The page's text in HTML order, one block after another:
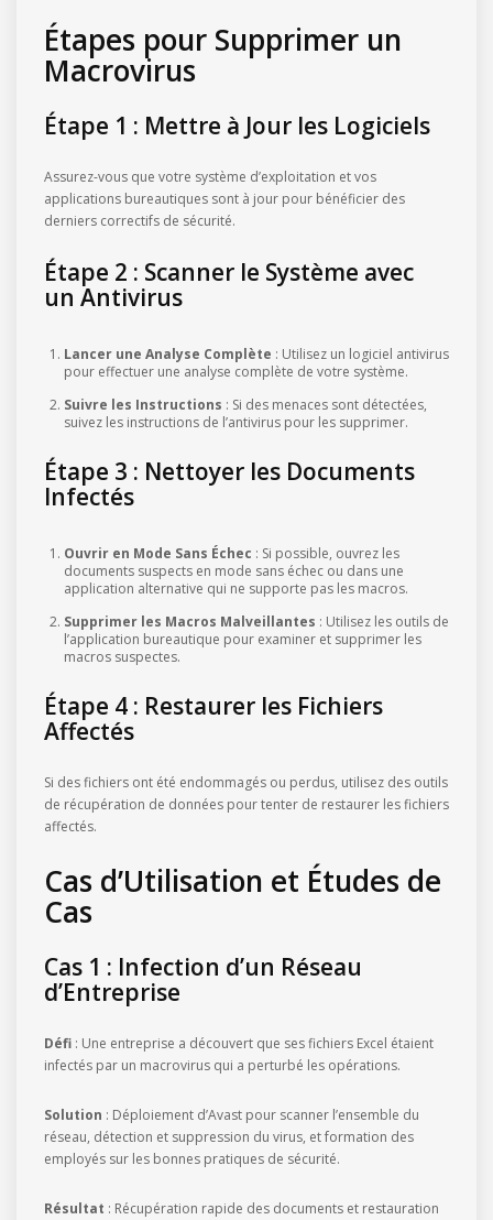
Étapes pour Supprimer un
Macrovirus
Étape 1 : Mettre à Jour les Logiciels
Assurez-vous que votre système d’exploitation et vos
applications bureautiques sont à jour pour bénéficier des
derniers correctifs de sécurité.
Étape 2 : Scanner le Système avec
un Antivirus
Lancer une Analyse Complète : Utilisez un logiciel antivirus
pour effectuer une analyse complète de votre système.
Suivre les Instructions : Si des menaces sont détectées,
suivez les instructions de l’antivirus pour les supprimer.
Étape 3 : Nettoyer les Documents
Infectés
Ouvrir en Mode Sans Échec : Si possible, ouvrez les
documents suspects en mode sans échec ou dans une
application alternative qui ne supporte pas les macros.
Supprimer les Macros Malveillantes : Utilisez les outils de
l’application bureautique pour examiner et supprimer les
macros suspectes.
Étape 4 : Restaurer les Fichiers
Affectés
Si des fichiers ont été endommagés ou perdus, utilisez des outils
de récupération de données pour tenter de restaurer les fichiers
affectés.
Cas d’Utilisation et Études de
Cas
Cas 1 : Infection d’un Réseau
d’Entreprise
Défi : Une entreprise a découvert que ses fichiers Excel étaient
infectés par un macrovirus qui a perturbé les opérations.
Solution : Déploiement d’Avast pour scanner l’ensemble du
réseau, détection et suppression du virus, et formation des
employés sur les bonnes pratiques de sécurité.
Résultat : Récupération rapide des documents et restauration